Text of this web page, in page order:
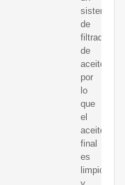
sistema
de
filtrado
de
aceite,
por
lo
que
el
aceite
final
es
limpio